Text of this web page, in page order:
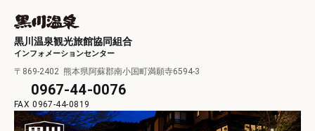
黒川温泉観光旅館協同組合
インフォメーションセンター
〒869-2402 熊本県阿蘇郡南小国町満願寺6594-3
0967-44-0076
0967-44-0819